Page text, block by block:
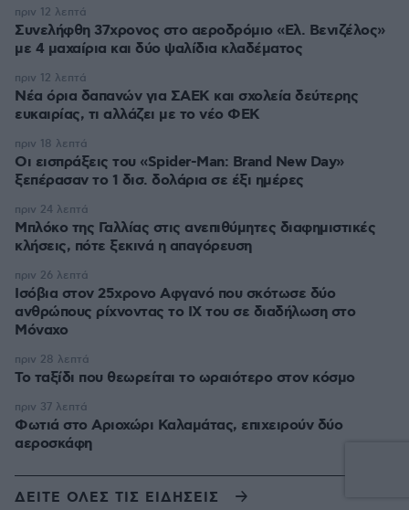
Συνελήφθη 37χρονος στο αεροδρόμιο «Ελ. Βενιζέλος»
με 4 μαχαίρια και δύο ψαλίδια κλαδέματος
πριν 12 λεπτά
Νέα όρια δαπανών για ΣΑΕΚ και σχολεία δεύτερης
ευκαιρίας, τι αλλάζει με το νέο ΦΕΚ
πριν 12 λεπτά
Οι εισπράξεις του «Spider-Man: Brand New Day»
ξεπέρασαν το 1 δισ. δολάρια σε έξι ημέρες
πριν 18 λεπτά
Μπλόκο της Γαλλίας στις ανεπιθύμητες διαφημιστικές
κλήσεις, πότε ξεκινά η απαγόρευση
πριν 24 λεπτά
Ισόβια στον 25χρονο Αφγανό που σκότωσε δύο
ανθρώπους ρίχνοντας το ΙΧ του σε διαδήλωση στο
Μόναχο
πριν 26 λεπτά
Το ταξίδι που θεωρείται το ωραιότερο στον κόσμο
πριν 28 λεπτά
Φωτιά στο Αριοχώρι Καλαμάτας, επιχειρούν δύο
αεροσκάφη
πριν 37 λεπτά
ΔΕΙΤΕ ΟΛΕΣ ΤΙΣ ΕΙΔΗΣΕΙΣ